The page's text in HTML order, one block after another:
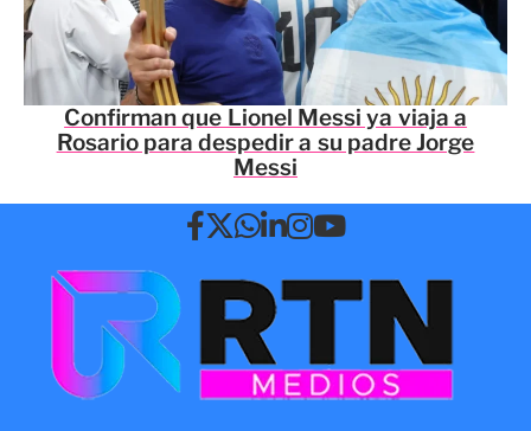
Confirman que Lionel Messi ya viaja a
Rosario para despedir a su padre Jorge
Messi